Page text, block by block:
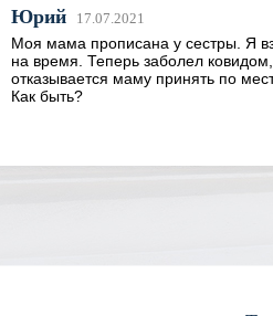
Юрий 17.07.2021
Моя мама прописана у сестры. Я
на время. Теперь заболел ковидом,
отказывается маму принять по месту
Как быть?